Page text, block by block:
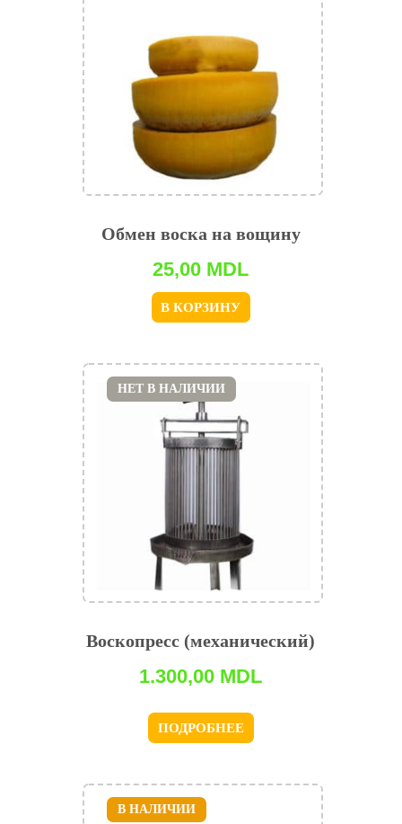
Обмен воска на вощину
25,00 MDL
В КОРЗИНУ
Воскопресс (механический)
1.300,00 MDL
ПОДРОБНЕЕ
НЕТ В НАЛИЧИИ
В НАЛИЧИИ